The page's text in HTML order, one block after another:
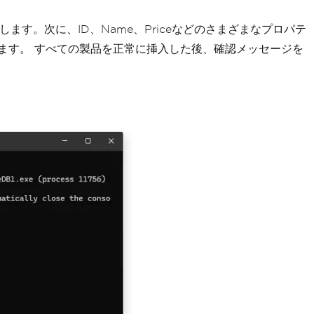
す。次に、ID、Name、Priceなどのさまざまなプロパテ
。 すべての製品を正常に挿入した後、確認メッセージを